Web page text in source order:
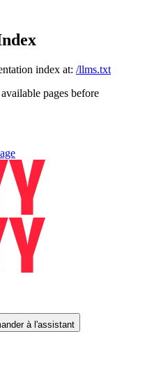
index at: /llms.txt
pages before
à l'assistant